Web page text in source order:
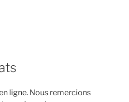
ligne. Nous remercions